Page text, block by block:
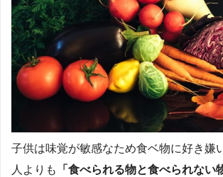
子供は味覚が敏感なため食ベ物に好き嫌
人よりも
「食べられる物と食べられない